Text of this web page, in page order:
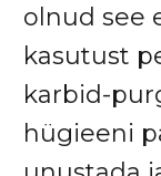
olnud see
kasutust
karbid-
hügieeni